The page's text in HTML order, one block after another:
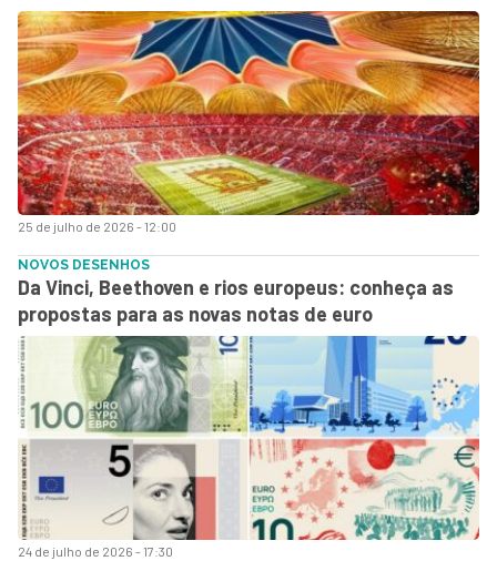
25 de julho de 2026 - 12:00
24 de julho de 2026 - 17:30
NOVOS DESENHOS
Da Vinci, Beethoven e rios europeus: conheça as
propostas para as novas notas de euro